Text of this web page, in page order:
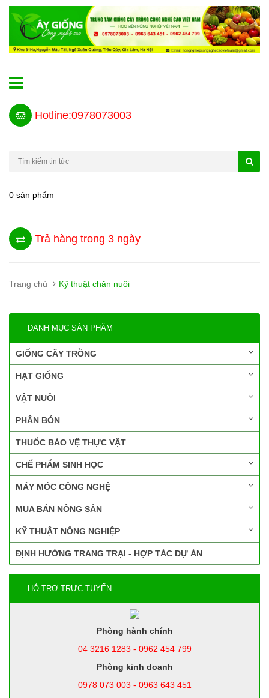
Hotline:0978073003
0 sản phẩm
Trả hàng trong 3 ngày
Trang chủ Kỹ thuật chăn nuôi
DANH MỤC SẢN PHẨM
GIỐNG CÂY TRỒNG
HẠT GIỐNG
VẬT NUÔI
PHÂN BÓN
THUỐC BẢO VỆ THỰC VẬT
CHẾ PHẨM SINH HỌC
MÁY MÓC CÔNG NGHỆ
MUA BÁN NÔNG SẢN
KỸ THUẬT NÔNG NGHIỆP
ĐỊNH HƯỚNG TRANG TRẠI - HỢP TÁC DỰ ÁN
HỖ TRỢ TRỰC TUYẾN
Phòng hành chính
04 3216 1283 - 0962 454 799
Phòng kinh doanh
0978 073 003 - 0963 643 451